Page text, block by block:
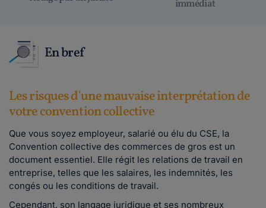
immédiat
En bref
Les risques d'une mauvaise interprétation de
votre convention collective
Que vous soyez employeur, salarié ou élu du CSE, la
Convention collective des commerces de gros est un
document essentiel. Elle régit les relations de travail en
entreprise, telles que les salaires, les indemnités, les
congés ou les conditions de travail.
Cependant, son langage juridique et ses nombreux